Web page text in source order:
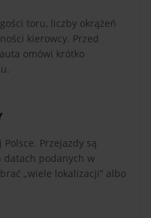
toru, liczby okrążeń
kierowcy. Przed
omówi krótko
Polsce. Przejazdy są
datach podanych w
„wiele lokalizacji” albo